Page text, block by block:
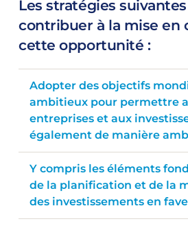
Les stratégies
contribuer à la mise en
cette opportunité :
Adopter des objectifs
ambitieux pour permettre
entreprises et aux
également de manière
Y compris les éléments
de la planification et de la
des investissements en